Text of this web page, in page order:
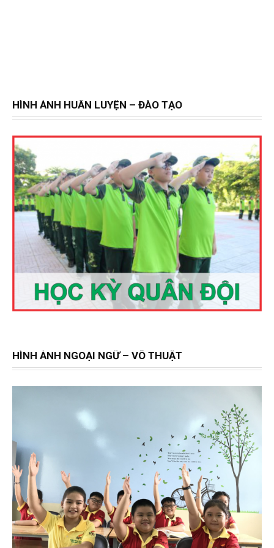
HÌNH ẢNH HUẤN LUYỆN – ĐÀO TẠO
HÌNH ẢNH NGOẠI NGỮ – VÕ THUẬT